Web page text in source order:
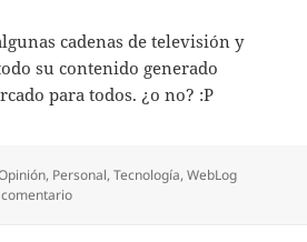
cadenas de televisión y
su contenido generado
para todos. ¿o no? :P
, Personal,Tecnologí­a,WebLog
en Entrevista a Raymond Kurzweil